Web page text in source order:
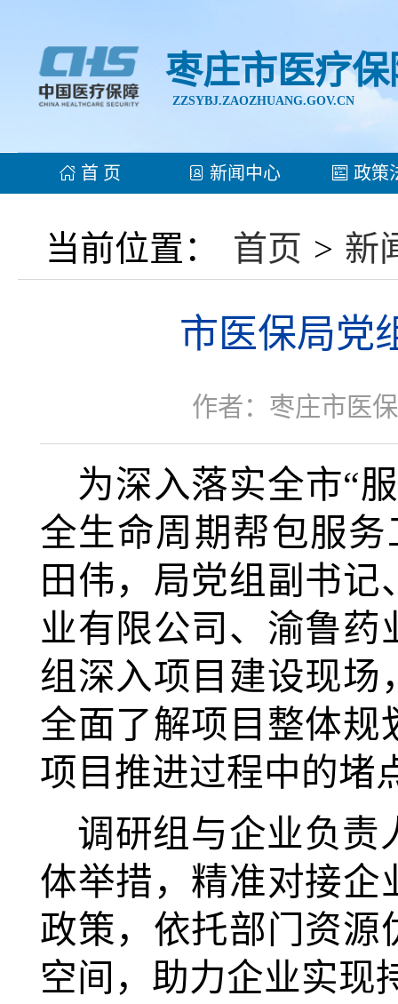
枣庄市医疗
ZZSYBJ.ZAOZHUANG.GOV.CN
首 页 新闻中心 政策
当前位置： 首页 > 新
市医保局党
作者：枣庄市医
为深入落实全市“
全生命周期帮包服
田伟，局党组副书
业有限公司、渝鲁药
组深入项目建设现场
全面了解项目整体规
项目推进过程中的堵
调研组与企业负责
体举措，精准对接企
政策，依托部门资源
空间，助力企业实现